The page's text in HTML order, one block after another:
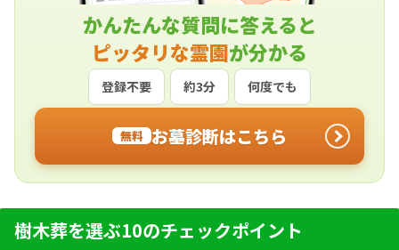
かんたんな質問に答えると
ピッタリな霊園が分かる
登録不要 約3分 何度でも
無料 お墓診断はこちら
樹木葬を選ぶ10のチェックポイント